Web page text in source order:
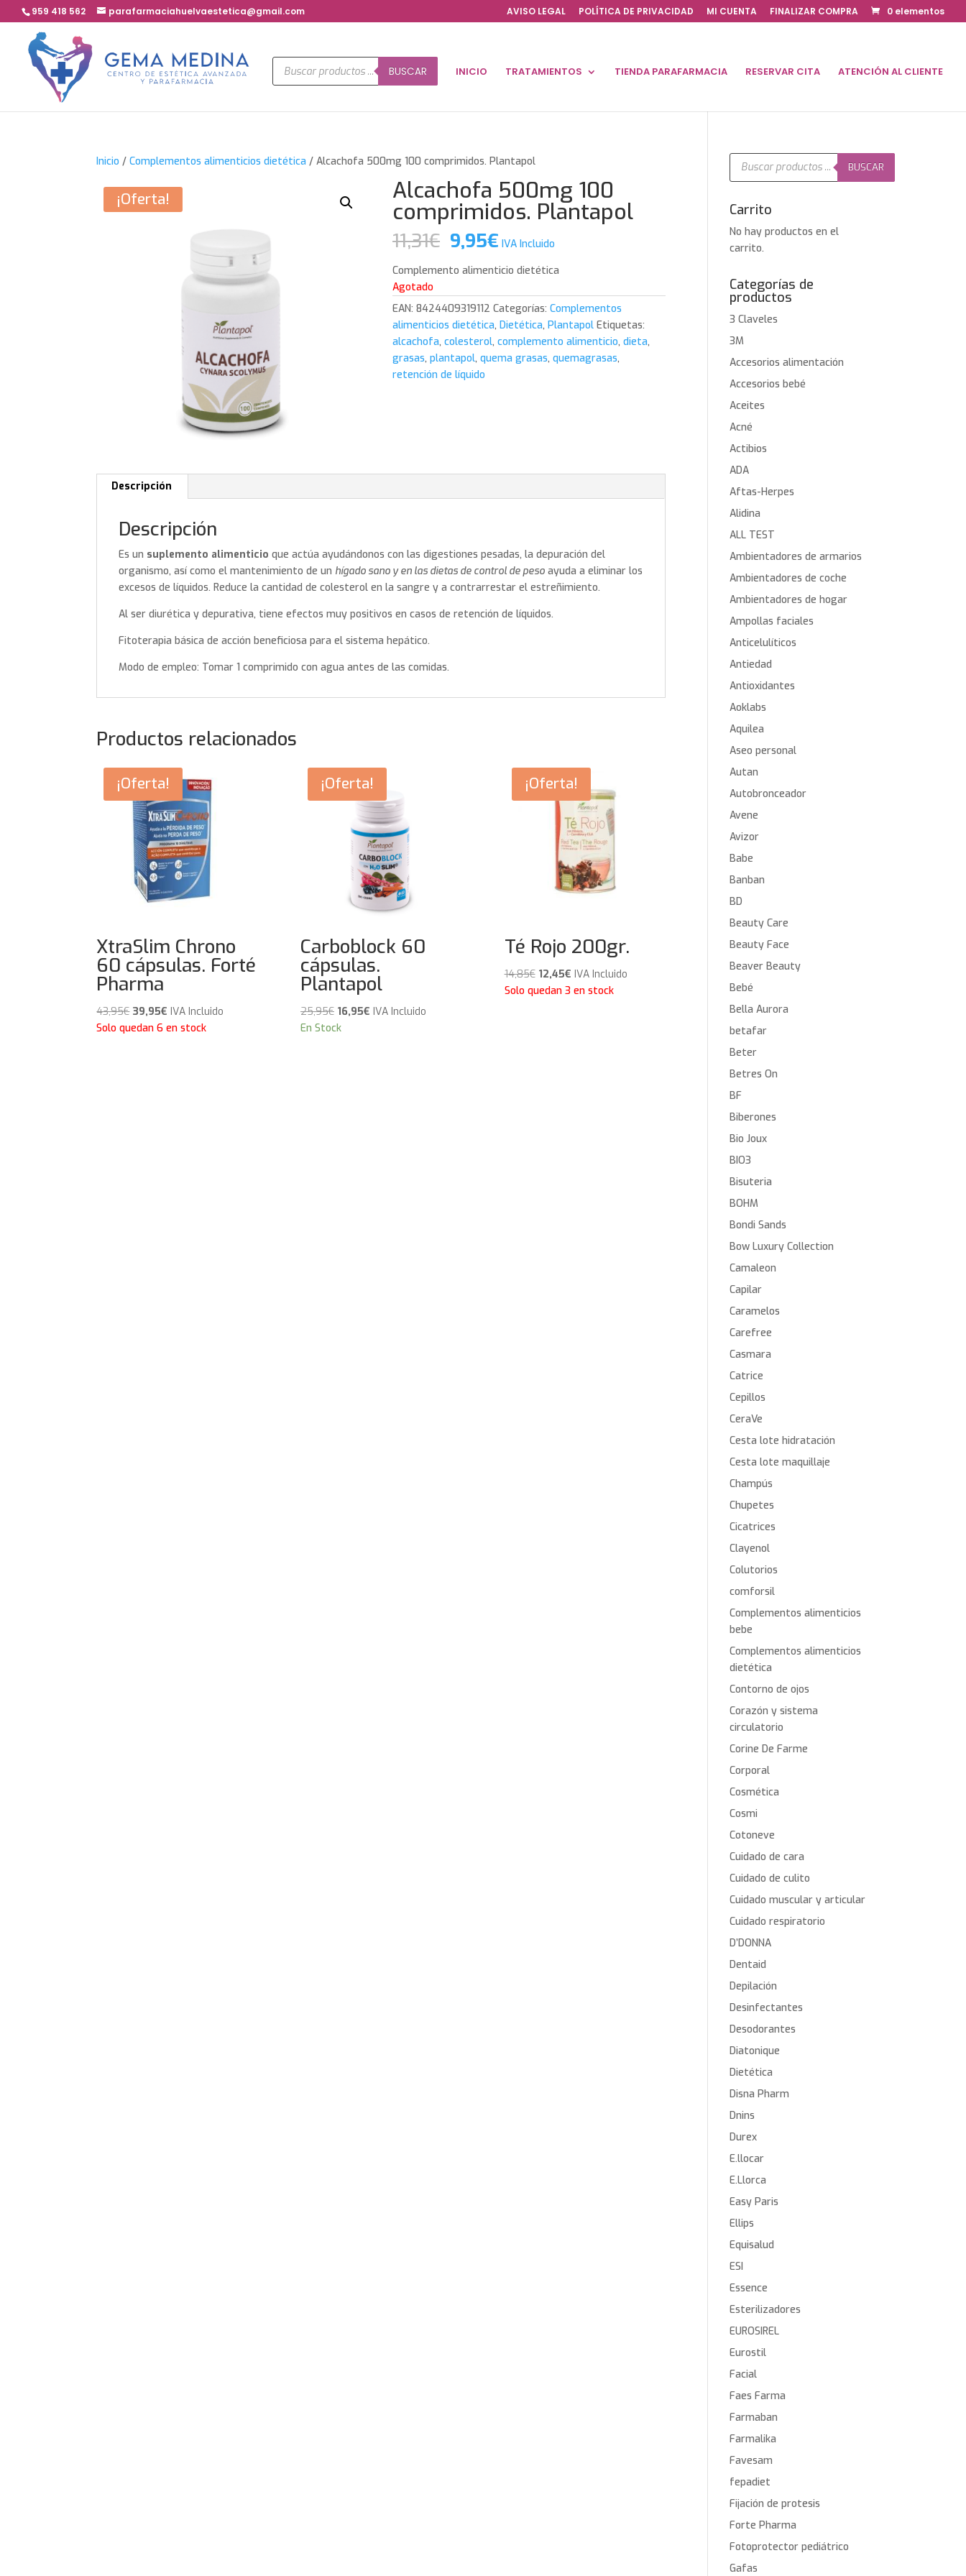
959 418 562 parafarmaciahuelvaestetica@gmail.com AVISO LEGAL POLÍTICA DE PRIVACIDAD MI CUENTA FINALIZAR COMPRA 0 elementos
Búsqueda
de
productos
BUSCAR INICIO TRATAMIENTOS TIENDA PARAFARMACIA RESERVAR CITA ATENCIÓN AL CLIENTE
Inicio /Complementos alimenticios dietética / Alcachofa 500mg 100 comprimidos. Plantapol
¡Oferta! Alcachofa 500mg 100
comprimidos. Plantapol
11,31€ El
precio
original
era:
11,31€.
9,95€El
actual
es:
9,95€.
IVA Incluido
Complemento alimenticio dietética
Agotado
EAN:8424409319112 Categorías:Complementos
alimenticios dietética,Dietética,Plantapol Etiquetas:
alcachofa,colesterol,complemento alimenticio,dieta,
grasas,plantapol,quema grasas,quemagrasas,
retención de líquido
Descripción
Descripción
Es un suplemento alimenticio que actúa ayudándonos con las digestiones pesadas, la depuración del
organismo, así como el mantenimiento de un hígado sano y en las dietas de control de peso ayuda a eliminar los
excesos de líquidos. Reduce la cantidad de colesterol en la sangre y a contrarrestar el estreñimiento.
Al ser diurética y depurativa, tiene efectos muy positivos en casos de retención de líquidos.
Fitoterapia básica de acción beneficiosa para el sistema hepático.
Modo de empleo: Tomar 1 comprimido con agua antes de las comidas.
Productos relacionados
¡Oferta!
XtraSlim Chrono
60 cápsulas. Forté
Pharma
43,95€ El
precio
39,95€ El
precio
IVA Incluido
Solo quedan 6 en stock
¡Oferta!
Carboblock 60
cápsulas.
Plantapol
25,95€ El
precio
16,95€ElIVA Incluido
En Stock
¡Oferta!
Té Rojo 200gr.
14,85€ El
precio
12,45€El
precio
IVA Incluido
Solo quedan 3 en stock
Búsqueda
productos
BUSCAR
Carrito
No hay productos en el
carrito.
Categorías de
productos
3 Claveles
3M
Accesorios alimentación
Accesorios bebé
Aceites
Acné
Actibios
ADA
Aftas-Herpes
Alidina
ALL TEST
Ambientadores de armarios
Ambientadores de coche
Ambientadores de hogar
Ampollas faciales
Anticelulíticos
Antiedad
Antioxidantes
Aoklabs
Aquilea
Aseo personal
Autan
Autobronceador
Avene
Avizor
Babe
Banban
BD
Beauty Care
Beauty Face
Beaver Beauty
Bebé
Bella Aurora
betafar
Beter
Betres On
BF
Biberones
Bio Joux
BIO3
Bisuteria
BOHM
Bondi Sands
Bow Luxury Collection
Camaleon
Capilar
Caramelos
Carefree
Casmara
Catrice
Cepillos
CeraVe
Cesta lote hidratación
Cesta lote maquillaje
Champús
Chupetes
Cicatrices
Clayenol
Colutorios
comforsil
Complementos alimenticios
bebe
Complementos alimenticios
dietética
Contorno de ojos
Corazón y sistema
circulatorio
Corine De Farme
Corporal
Cosmética
Cosmi
Cotoneve
Cuidado de cara
Cuidado de culito
Cuidado muscular y articular
Cuidado respiratorio
D’DONNA
Dentaid
Depilación
Desinfectantes
Desodorantes
Diatonique
Dietética
Disna Pharm
Dnins
Durex
E.llocar
E.Llorca
Easy Paris
Ellips
Equisalud
ESI
Essence
Esterilizadores
EUROSIREL
Eurostil
Facial
Faes Farma
Farmaban
Farmalika
Favesam
fepadiet
Fijación de protesis
Forte Pharma
Fotoprotector pediátrico
Gafas